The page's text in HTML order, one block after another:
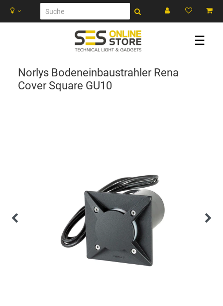
☰
Norlys Bodeneinbaustrahler Rena
Cover Square GU10